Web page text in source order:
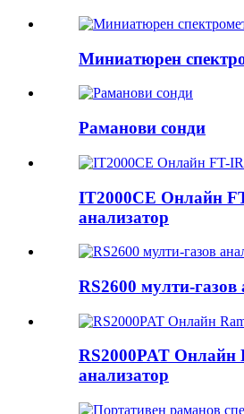
Миниатюрен
Раманови сонди
IT2000CE Онлайн
анализатор
RS2600 мулти-газов
RS2000PAT Онлайн
анализатор